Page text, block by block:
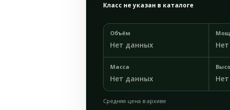
Класс не указан в каталоге
Объём
Нет данных
Масса
Нет данных
Средняя цена в архиве